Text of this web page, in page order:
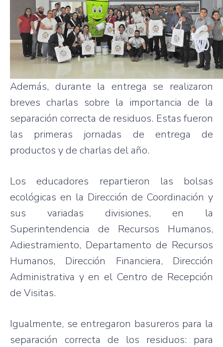
Además, durante la entrega se realizaron
breves charlas sobre la importancia de la
separación correcta de residuos. Estas fueron
las primeras jornadas de entrega de
productos y de charlas del año.
Los educadores repartieron las bolsas
ecológicas en la Dirección de Coordinación y
sus variadas divisiones, en la
Superintendencia de Recursos Humanos,
Adiestramiento, Departamento de Recursos
Humanos, Dirección Financiera, Dirección
Administrativa y en el Centro de Recepción
de Visitas.
Igualmente, se entregaron basureros para la
separación correcta de los residuos: para